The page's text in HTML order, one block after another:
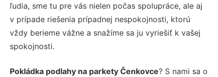
ľudia, sme tu pre vás nielen počas spolupráce, ale aj
v prípade riešenia prípadnej nespokojnosti, ktorú
vždy berieme vážne a snažíme sa ju vyriešiť k vašej
spokojnosti.
Pokládka podlahy na parkety Čenkovce? S nami sa o